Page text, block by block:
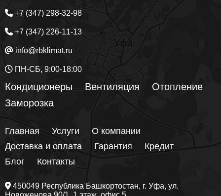
+7 (347) 298-32-98
+7 (347) 226-11-13
info@rbklimat.ru
ПН-СБ, 9:00-18:00
Кондиционеры Вентиляция
Отопление
Заморозка
Главная Услуги
О компании
Доставка и оплата
Гарантия
Кредит
Блог
Контакты
450049 Республика Башкортостан, г. Уфа, ул.